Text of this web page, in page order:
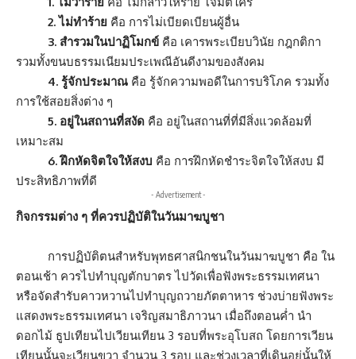
2. ไม่ทำร้าย คือ การไม่เบียดเบียนผู้อื่น
3. สำรวมในปาฏิโมกข์ คือ เคารพระเบียบวินัย กฎกติกา
รวมทั้งขนบธรรมเนียมประเพณีอันดีงามของสังคม
4. รู้จักประมาณ คือ รู้จักความพอดีในการบริโภค รวมทั้ง
การใช้สอยสิ่งต่าง ๆ
5. อยู่ในสถานที่สงัด คือ อยู่ในสถานที่ที่มีสิ่งแวดล้อมที่
เหมาะสม
6. ฝึกหัดจิตใจให้สงบ คือ การฝึกหัดชำระจิตใจให้สงบ มี
ประสิทธิภาพที่ดี
- Advertisement -
กิจกรรมต่าง ๆ ที่ควรปฏิบัติในวันมาฆบูชา
การปฏิบัติตนสำหรับพุทธศาสนิกชนในวันมาฆบูชา คือ ใน
ตอนเช้า ควรไปทำบุญตักบาตร ไปวัดเพื่อฟังพระธรรมเทศนา
หรือจัดสำรับคาวหวานไปทำบุญถวายภัตตาหาร ช่วงบ่ายฟังพระ
แสดงพระธรรมเทศนา เจริญสมาธิภาวนา เมื่อถึงตอนค่ำ นำ
ดอกไม้ ธูปเทียนไปเวียนเทียน 3 รอบที่พระอุโบสถ โดยการเวียน
เทียนนั้นจะเวียนขวา จำนวน 3 รอบ และช่วงเวลาที่เดินอยู่นั้นให้